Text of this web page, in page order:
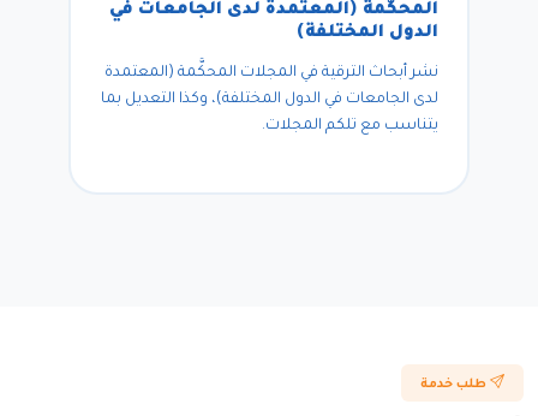
المحكَّمة (المعتمدة لدى الجامعات في
الدول المختلفة)
نشر أبحاث الترقية في المجلات المحكَّمة (المعتمدة
لدى الجامعات في الدول المختلفة)، وكذا التعديل بما
يتناسب مع تلكم المجلات.
طلب خدمة